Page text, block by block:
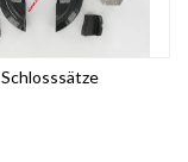
Schlosssätze